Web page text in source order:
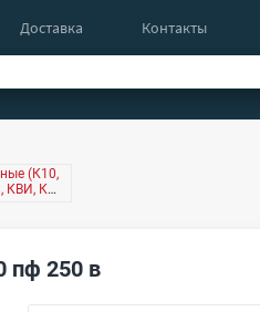
Доставка Контакты
(К10,
КВИ, КМ,
пф 250 в